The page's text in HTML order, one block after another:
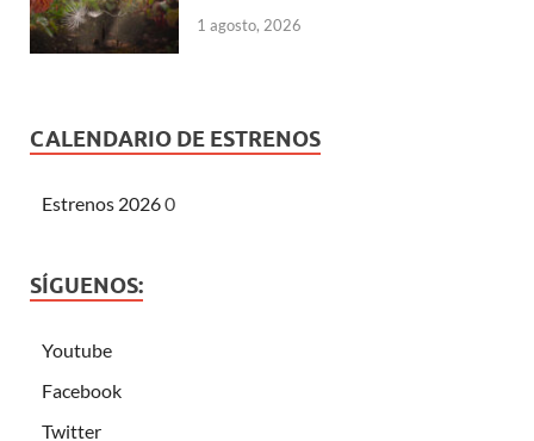
1 agosto, 2026
CALENDARIO DE ESTRENOS
Estrenos 20260
SÍGUENOS:
Youtube
Facebook
Twitter